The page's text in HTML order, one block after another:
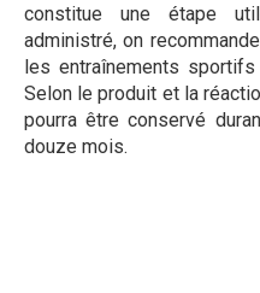
constitue une étape
administré, on
les entraînements
Selon le produit et la
pourra être conservé
douze mois.